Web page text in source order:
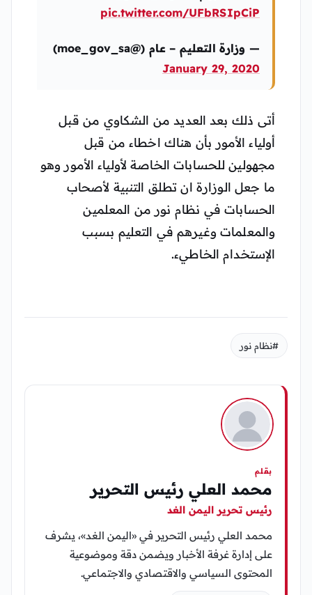
pic.twitter.com/UFbRSIpCiP
— وزارة التعليم – عام (@moe_gov_sa)
January 29, 2020
أتى ذلك بعد العديد من الشكاوي من قبل
أولياء الأمور بأن هناك اخطاء من قبل
مجهولين للحسابات الخاصة لأولياء الأمور وهو
ما جعل الوزارة ان تطلق التنبية لأصحاب
الحسابات في نظام نور من المعلمين
والمعلمات وغيرهم في التعليم بسبب
الإستخدام الخاطيء.
#نظام نور
بقلم
محمد العلي رئيس التحرير
رئيس تحرير اليمن الغد
محمد العلي رئيس التحرير في «اليمن الغد»، يشرف
على إدارة غرفة الأخبار ويضمن دقة وموضوعية
المحتوى السياسي والاقتصادي والاجتماعي.